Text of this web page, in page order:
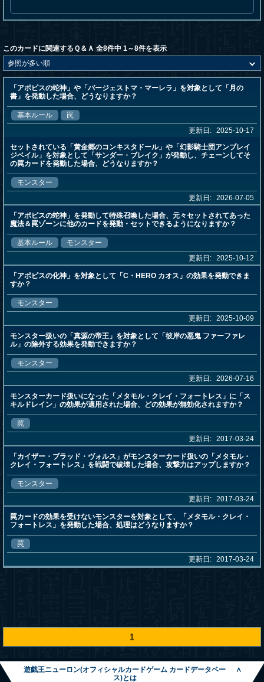
このカードに関連するＱ＆Ａ 全8件中 1～8件を表示
「アポピスの蛇神」や「バージェストマ・マーレラ」を対象として「月の
書」を発動した場合、どうなりますか？
基本ルール
罠
更新日: 2025-10-17
セットされている「黄金郷のコンキスタドール」や「幻影騎士団アンブレイ
ジベイル」を対象として「サンダー・ブレイク」が発動し、チェーンしてそ
の罠カードを発動した場合、どうなりますか？
モンスター
更新日: 2026-07-05
「アポピスの蛇神」を発動して特殊召喚した場合、元々セットされてあった
魔法＆罠ゾーンに他のカードを発動・セットできるようになりますか？
基本ルール
モンスター
更新日: 2025-10-12
「アポピスの化神」を対象として「C・HERO カオス」の効果を発動できま
すか？
モンスター
更新日: 2025-10-09
モンスター扱いの「真源の帝王」を対象として「彼岸の悪鬼 ファーファレ
ル」の除外する効果を発動できますか？
モンスター
更新日: 2026-07-16
モンスターカード扱いになった「メタモル・クレイ・フォートレス」に「ス
キルドレイン」の効果が適用された場合、どの効果が無効化されますか？
罠
更新日: 2017-03-24
「カイザー・ブラッド・ヴォルス」がモンスターカード扱いの「メタモル・
クレイ・フォートレス」を戦闘で破壊した場合、攻撃力はアップしますか？
モンスター
更新日: 2017-03-24
罠カードの効果を受けないモンスターを対象として、「メタモル・クレイ・
フォートレス」を発動した場合、処理はどうなりますか？
罠
更新日: 2017-03-24
1
遊戯王ニューロン(オフィシャルカードゲーム カードデータベー
ス)とは
∧